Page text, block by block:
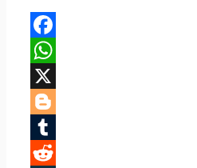
Facebook
WhatsApp
X
Blogger
Tumblr